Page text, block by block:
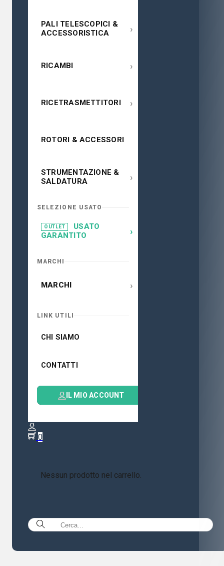
PALI TELESCOPICI &
ACCESSORISTICA
›
RICAMBI ›
RICETRASMETTITORI ›
ROTORI & ACCESSORI
STRUMENTAZIONE &
SALDATURA
›
SELEZIONE USATO
OUTLET
USATO
GARANTITO
›
MARCHI
MARCHI ›
LINK UTILI
CHI SIAMO
CONTATTI
IL MIO ACCOUNT
0
Nessun prodotto nel carrello.